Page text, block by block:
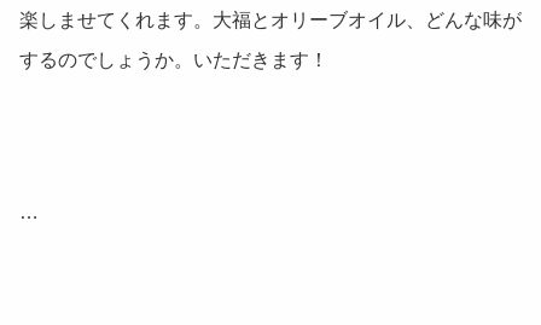
楽しませてくれます。大福とオリーブオイル、どんな味が
するのでしょうか。いただきます！
…